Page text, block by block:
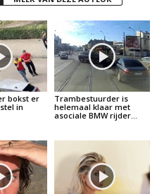
bokst er
in
Trambestuurder is
helemaal klaar met
asociale BMW rijder…